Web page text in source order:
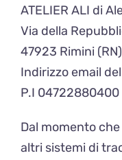
ATELIER ALI di
Via della
47923 Rimini (RN)
Indirizzo email
P.I 04722880400
Dal momento che
altri sistemi di